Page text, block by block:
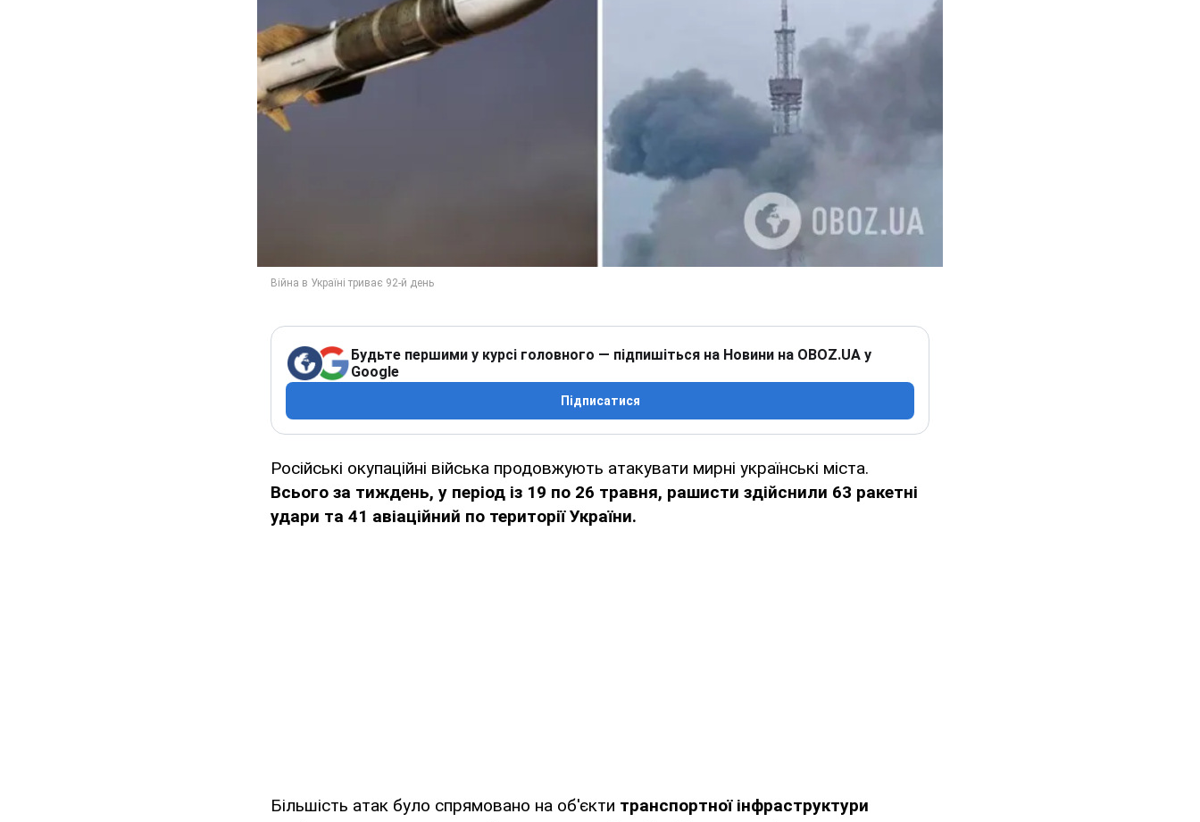
Будьте першими у курсі головного — підпишіться на Новини на OBOZ.UA у
Google
Підписатися
Російські окупаційні війська продовжують атакувати мирні українські міста.
Всього за тиждень, у період із 19 по 26 травня, рашисти здійснили 63 ракетні
удари та 41 авіаційний по території України.
Більшість атак було спрямовано на об'єкти транспортної інфраструктури